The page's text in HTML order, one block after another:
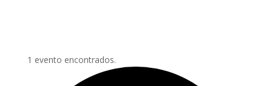
1 evento encontrados.